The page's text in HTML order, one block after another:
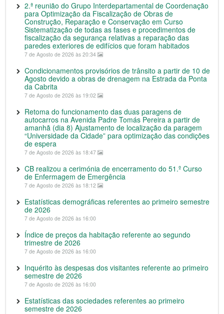
2.ª reunião do Grupo Interdepartamental de Coordenação
para Optimização da Fiscalização de Obras de
Construção, Reparação e Conservação em Curso
Sistematização de todas as fases e procedimentos de
fiscalização da segurança relativas a reparação das
paredes exteriores de edifícios que foram habitados
7 de Agosto de 2026 às 20:34
Condicionamentos provisórios de trânsito a partir de 10 de
Agosto devido a obras de drenagem na Estrada da Ponta
da Cabrita
7 de Agosto de 2026 às 19:02
Retoma do funcionamento das duas paragens de
autocarros na Avenida Padre Tomás Pereira a partir de
amanhã (dia 8) Ajustamento de localização da paragem
“Universidade da Cidade” para optimização das condições
de espera
7 de Agosto de 2026 às 18:47
CB realizou a cerimónia de encerramento do 51.º Curso
de Enfermagem de Emergência
7 de Agosto de 2026 às 18:12
Estatísticas demográficas referentes ao primeiro semestre
de 2026
7 de Agosto de 2026 às 16:00
Índice de preços da habitação referente ao segundo
trimestre de 2026
7 de Agosto de 2026 às 16:00
Inquérito às despesas dos visitantes referente ao primeiro
semestre de 2026
7 de Agosto de 2026 às 16:00
Estatísticas das sociedades referentes ao primeiro
semestre de 2026